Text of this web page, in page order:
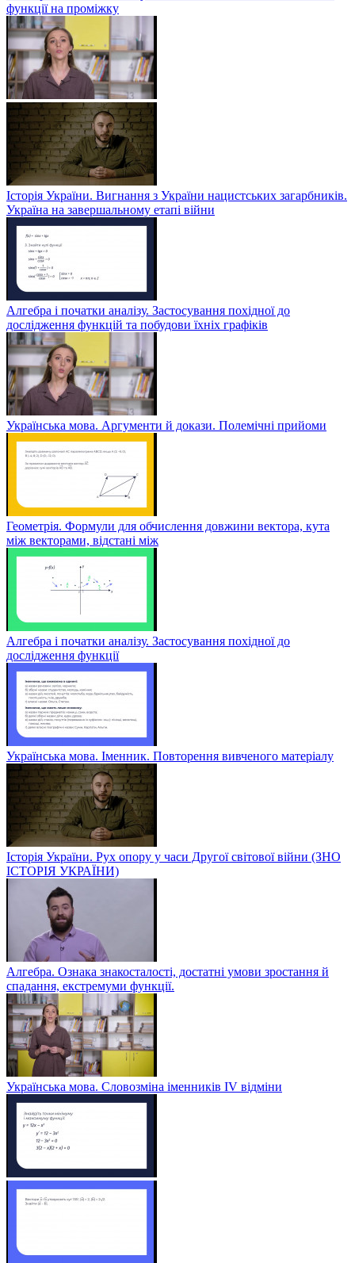
функції на проміжку
Історія України. Вигнання з України нацистських загарбників.
Україна на завершальному етапі війни
Алгебра і початки аналізу. Застосування похідної до
дослідження функцій та побудови їхніх графіків
Українська мова. Аргументи й докази. Полемічні прийоми
Геометрія. Формули для обчислення довжини вектора, кута
між векторами, відстані між
Алгебра і початки аналізу. Застосування похідної до
дослідження функції
Українська мова. Іменник. Повторення вивченого матеріалу
Історія України. Рух опору у часи Другої світової війни (ЗНО
ІСТОРІЯ УКРАЇНИ)
Алгебра. Ознака знакосталості, достатні умови зростання й
спадання, екстремуми функції.
Українська мова. Словозміна іменників ІV відміни